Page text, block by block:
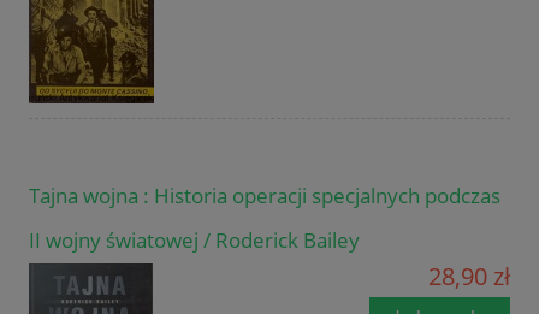
Tajna wojna : Historia operacji specjalnych podczas
II wojny światowej / Roderick Bailey
28,90 zł